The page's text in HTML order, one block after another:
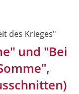
des Krieges"
und "Bei